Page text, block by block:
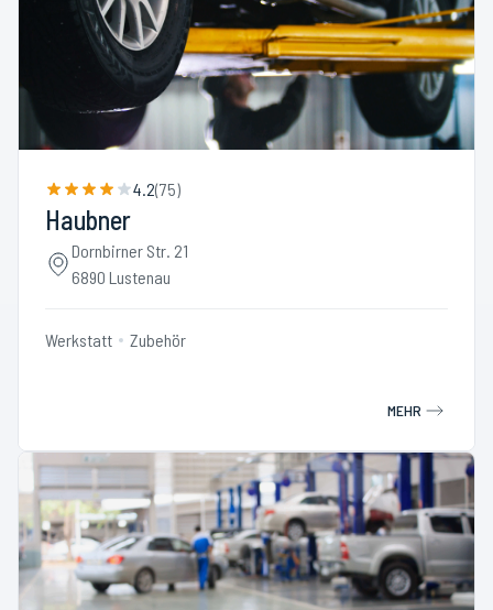
4.2(75)
Haubner
Dornbirner Str. 21
6890 Lustenau
Werkstatt Zubehör
MEHR